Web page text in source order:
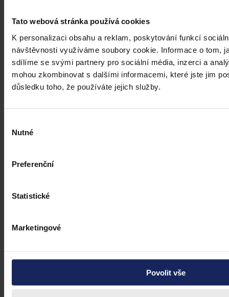
Tato webová stránka používá cookies
K personalizaci obsahu a reklam, poskytování funkcí
návštěvnosti využíváme soubory cookie. Informace o tom,
sdílíme se svými partnery pro sociální média, inzerci a
mohou zkombinovat s dalšími informacemi, které jste jim
důsledku toho, že používáte jejich služby.
souhlasu
Nutné
Preferenční
Statistické
Marketingové
Povolit vše
Články
Budoucnost dokazování před soudy v
době AI